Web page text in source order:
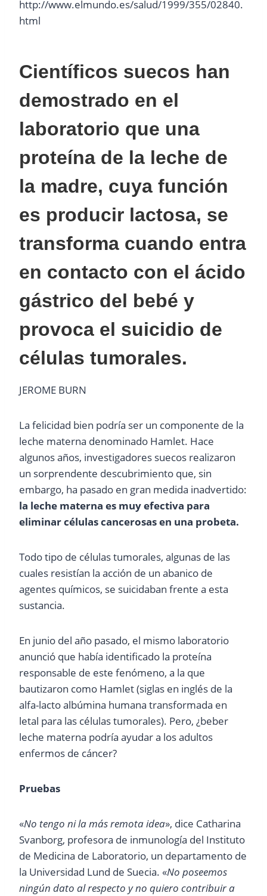
http://www.elmundo.es/salud/1999/355/02840.
html
Científicos suecos han
demostrado en el
laboratorio que una
proteína de la leche de
la madre, cuya función
es producir lactosa, se
transforma cuando entra
en contacto con el ácido
gástrico del bebé y
provoca el suicidio de
células tumorales.
JEROME BURN
La felicidad bien podría ser un componente de la
leche materna denominado Hamlet. Hace
algunos años, investigadores suecos realizaron
un sorprendente descubrimiento que, sin
embargo, ha pasado en gran medida inadvertido:
la leche materna es muy efectiva para
eliminar células cancerosas en una probeta.
Todo tipo de células tumorales, algunas de las
cuales resistían la acción de un abanico de
agentes químicos, se suicidaban frente a esta
sustancia.
En junio del año pasado, el mismo laboratorio
anunció que había identificado la proteína
responsable de este fenómeno, a la que
bautizaron como Hamlet (siglas en inglés de la
alfa-lacto albúmina humana transformada en
letal para las células tumorales). Pero, ¿beber
leche materna podría ayudar a los adultos
enfermos de cáncer?
Pruebas
«No tengo ni la más remota idea», dice Catharina
Svanborg, profesora de inmunología del Instituto
de Medicina de Laboratorio, un departamento de
la Universidad Lund de Suecia. «No poseemos
ningún dato al respecto y no quiero contribuir a